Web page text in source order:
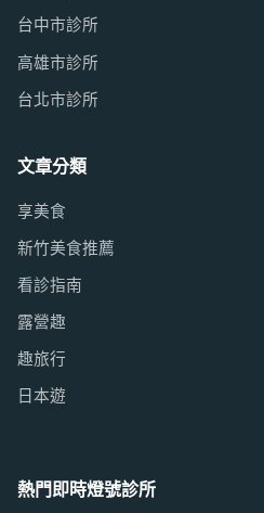
台中市診所
高雄市診所
台北市診所
文章分類
享美食
新竹美食推薦
看診指南
露營趣
趣旅行
日本遊
熱門即時燈號診所